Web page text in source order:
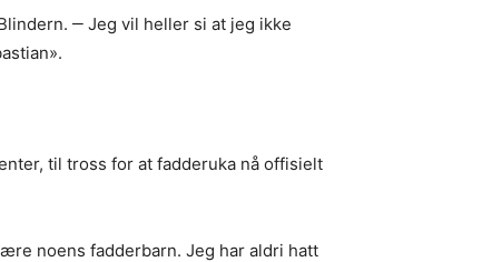
‒ Jeg vil heller si at jeg ikke
til tross for at fadderuka nå offisielt
noens fadderbarn. Jeg har aldri hatt